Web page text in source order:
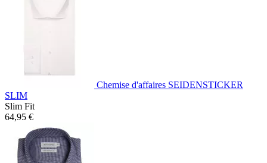
Chemise d'affaires SEIDENSTICKER
SLIM
Slim Fit
64,95 €